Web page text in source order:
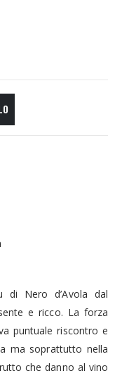
di Nero d’Avola dal
e ricco. La forza
puntuale riscontro e
ma soprattutto nella
che danno al vino